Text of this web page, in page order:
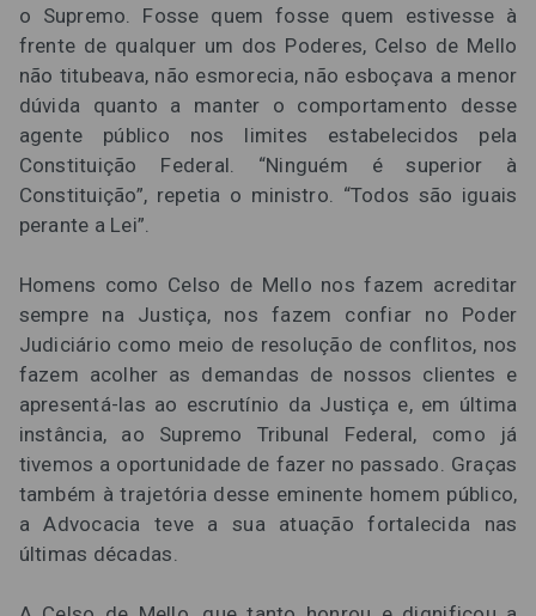
o Supremo. Fosse quem fosse quem estivesse à
frente de qualquer um dos Poderes, Celso de Mello
não titubeava, não esmorecia, não esboçava a menor
dúvida quanto a manter o comportamento desse
agente público nos limites estabelecidos pela
Constituição Federal. “Ninguém é superior à
Constituição”, repetia o ministro. “Todos são iguais
perante a Lei”.
Homens como Celso de Mello nos fazem acreditar
sempre na Justiça, nos fazem confiar no Poder
Judiciário como meio de resolução de conflitos, nos
fazem acolher as demandas de nossos clientes e
apresentá-las ao escrutínio da Justiça e, em última
instância, ao Supremo Tribunal Federal, como já
tivemos a oportunidade de fazer no passado. Graças
também à trajetória desse eminente homem público,
a Advocacia teve a sua atuação fortalecida nas
últimas décadas.